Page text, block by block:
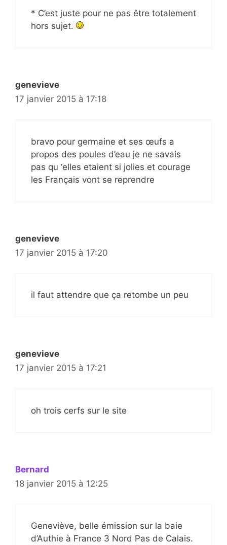
* C’est juste pour ne pas être totalement
hors sujet.
genevieve
17 janvier 2015 à 17:18
bravo pour germaine et ses œufs a
propos des poules d’eau je ne savais
pas qu ‘elles etaient si jolies et courage
les Français vont se reprendre
genevieve
17 janvier 2015 à 17:20
il faut attendre que ça retombe un peu
genevieve
17 janvier 2015 à 17:21
oh trois cerfs sur le site
Bernard
18 janvier 2015 à 12:25
Geneviève, belle émission sur la baie
d’Authie à France 3 Nord Pas de Calais.